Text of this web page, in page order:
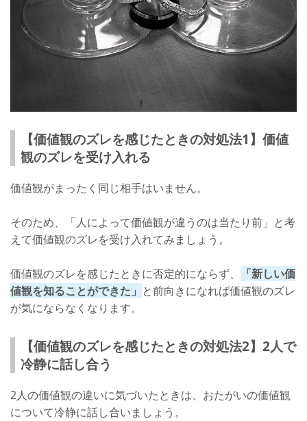
【価値観のズレを感じたときの対処法1】価値
観のズレを受け入れる
価値観がまったく同じ相手はいません。
そのため、「人によって価値観が違うのは当たり前」と考
えて価値観のズレを受け入れてみましょう。
価値観のズレを感じたときに否定的にならず、
「新しい価
値観を知ることができた」 と前向きになれば価値観のズレ
が気にならなくなります。
【価値観のズレを感じたときの対処法2】2人で
冷静に話し合う
2人の価値観の違いに気づいたときは、おたがいの価値観
について冷静に話し合いましょう。